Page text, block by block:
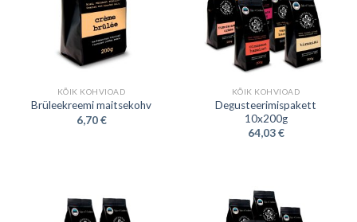
KÕIK KOHVIOAD
Brüleekreemi maitsekohv
6,70€
KÕIK KOHVIOAD
Degusteerimispakett
10x200g
64,03€